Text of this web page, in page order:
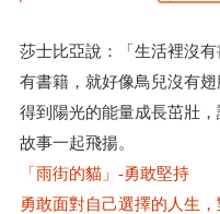
莎士比亞說：「生活裡沒
有書籍，就好像鳥兒沒有
得到陽光的能量成長茁壯
故事一起飛揚。
「雨街的貓」-勇敢堅持
勇敢面對自己選擇的人生